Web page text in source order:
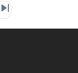
Página